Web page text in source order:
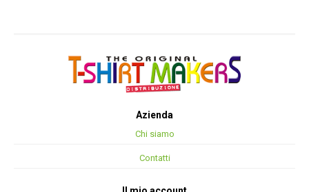
Azienda
Chi siamo
Contatti